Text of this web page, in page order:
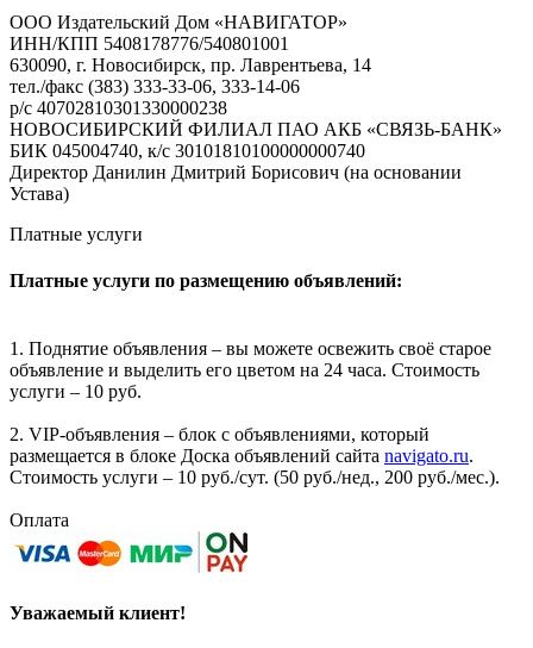
ООО Издательский Дом «НАВИГАТОР»
ИНН/КПП 5408178776/540801001
630090, г. Новосибирск, пр. Лаврентьева, 14
тел./факс (383) 333-33-06, 333-14-06
р/с 40702810301330000238
НОВОСИБИРСКИЙ ФИЛИАЛ ПАО АКБ «СВЯЗЬ-БАНК»
БИК 045004740, к/с 30101810100000000740
Директор Данилин Дмитрий Борисович (на основании
Устава)
Платные услуги
Платные услуги по размещению объявлений:
1. Поднятие объявления – вы можете освежить своё старое
объявление и выделить его цветом на 24 часа. Стоимость
услуги – 10 руб.
2. VIP-объявления – блок с объявлениями, который
размещается в блоке Доска объявлений сайта navigato.ru.
Стоимость услуги – 10 руб./сут. (50 руб./нед., 200 руб./мес.).
Оплата
Уважаемый клиент!